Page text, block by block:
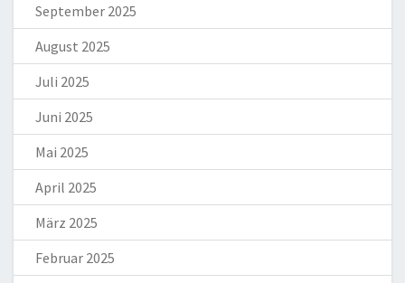
September 2025
August 2025
Juli 2025
Juni 2025
Mai 2025
April 2025
März 2025
Februar 2025